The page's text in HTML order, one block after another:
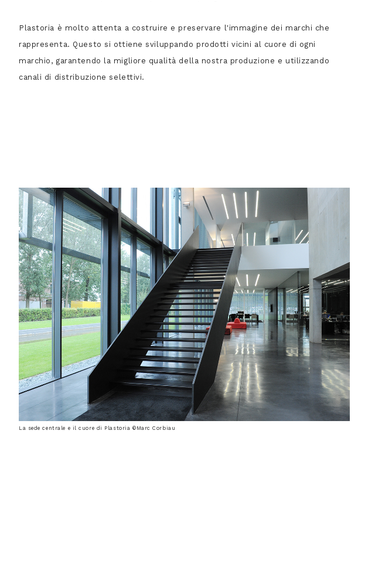
Plastoria è molto attenta a costruire e preservare l'immagine dei marchi che
rappresenta. Questo si ottiene sviluppando prodotti vicini al cuore di ogni
marchio, garantendo la migliore qualità della nostra produzione e utilizzando
canali di distribuzione selettivi.
La sede centrale e il cuore di Plastoria ©Marc Corbiau